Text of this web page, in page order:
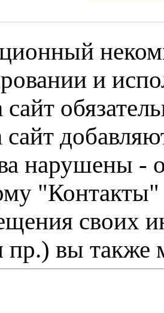
и
сайт
нарушены -
"Контакты"
своих
пр.) вы также